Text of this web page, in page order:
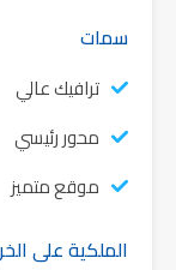
سمات
ترافيك عالي
محور رئيسي
موقع متميز
الملكية على